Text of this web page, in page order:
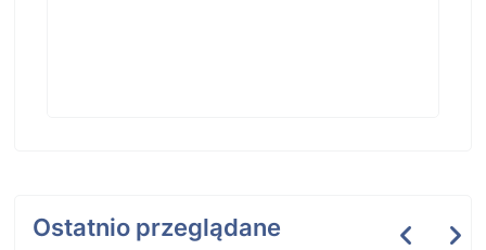
Ostatnio przeglądane